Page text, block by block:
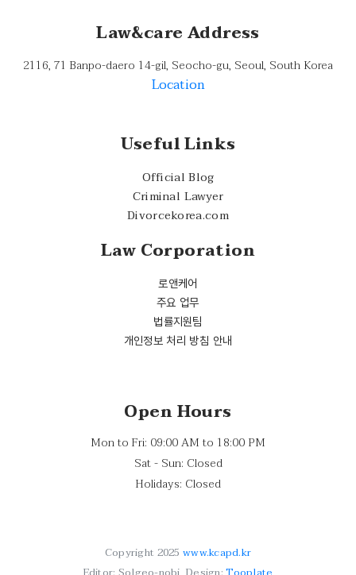
Law&care Address
2116, 71 Banpo-daero 14-gil, Seocho-gu, Seoul, South Korea
Location
Useful Links
Official Blog
Criminal Lawyer
Divorcekorea.com
Law Corporation
로앤케어
주요 업무
법률지원팀
개인정보 처리 방침 안내
Open Hours
Mon to Fri: 09:00 AM to 18:00 PM
Sat - Sun: Closed
Holidays: Closed
Copyright 2025www.kcapd.kr